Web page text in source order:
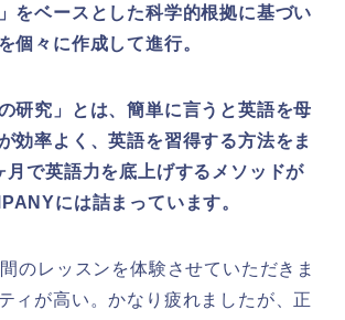
をベースとした科学的根拠に基づい
個々に作成して進行。
研究」とは、簡単に言うと英語を母
効率よく、英語を習得する方法をま
月で英語力を底上げするメソッドが
には詰まっています。
のレッスンを体験させていただきま
ィが高い。かなり疲れましたが、正